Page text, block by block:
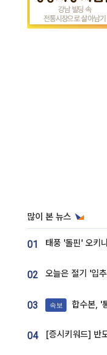
많이 본 뉴스
01
02 오늘은 절기 '입
03 속보 합수본, '통계 조
04